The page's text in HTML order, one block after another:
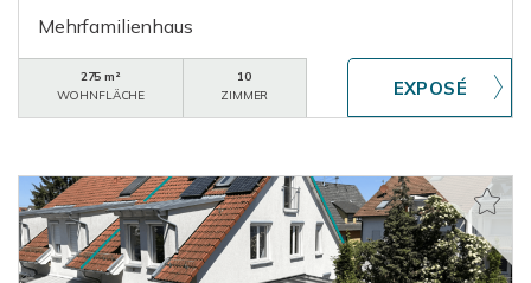
Mehrfamilienhaus
275 m²
WOHNFLÄCHE
10
ZIMMER